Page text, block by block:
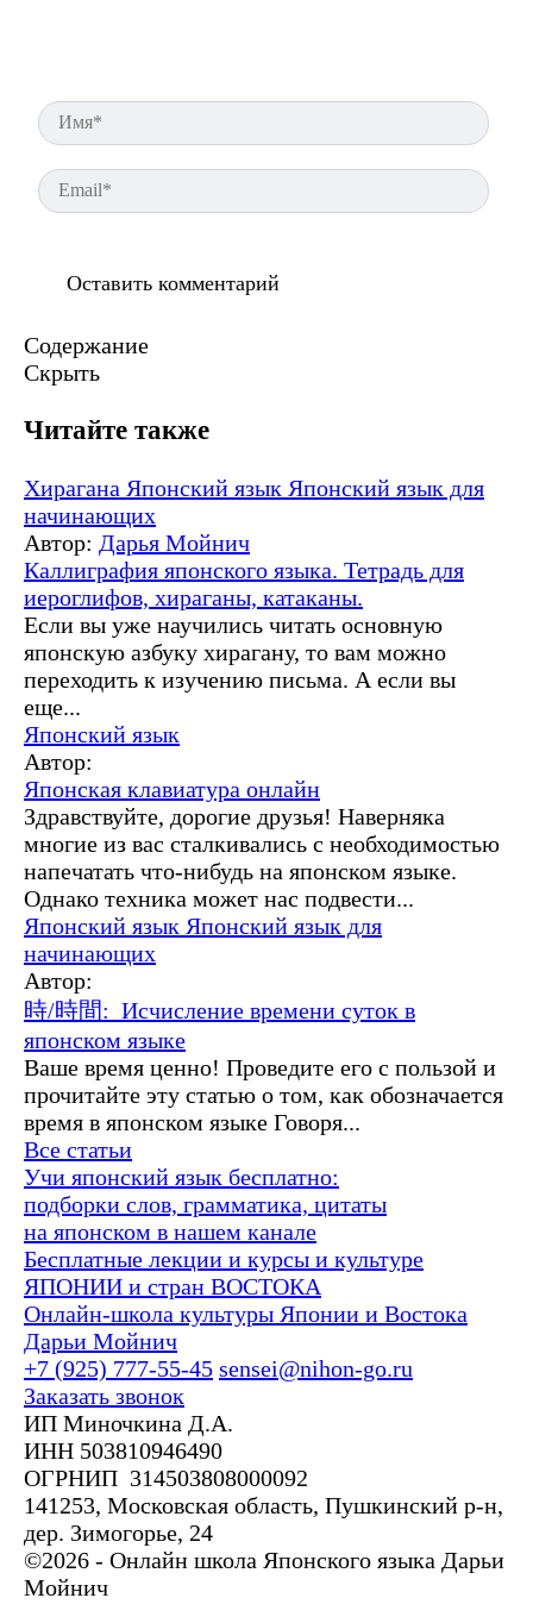
Содержание
Скрыть
Читайте также
Хирагана Японский язык Японский язык для
начинающих
Автор: Дарья Мойнич
Каллиграфия японского языка. Тетрадь для
иероглифов, хираганы, катаканы.
Если вы уже научились читать основную
японскую азбуку хирагану, то вам можно
переходить к изучению письма. А если вы
еще...
Японский язык
Автор:
Японская клавиатура онлайн
Здравствуйте, дорогие друзья! Наверняка
многие из вас сталкивались с необходимостью
напечатать что-нибудь на японском языке.
Однако техника может нас подвести...
Японский язык Японский язык для
начинающих
Автор:
時/時間: Исчисление времени суток в
японском языке
Ваше время ценно! Проведите его c пользой и
прочитайте эту статью о том, как обозначается
время в японском языке Говоря...
Все статьи
Учи японский язык бесплатно:
подборки слов, грамматика, цитаты
на японском в нашем канале
Бесплатные лекции и курсы и культуре
ЯПОНИИ и стран ВОСТОКА
Онлайн-школа культуры Японии и Востока
Дарьи Мойнич
+7 (925) 777-55-45 sensei@nihon-go.ru
Заказать звонок
ИП Миночкина Д.А.
ИНН 503810946490
ОГРНИП 314503808000092
141253, Московская область, Пушкинский р-н,
дер. Зимогорье, 24
©2026 - Онлайн школа Японского языка Дарьи
Мойнич